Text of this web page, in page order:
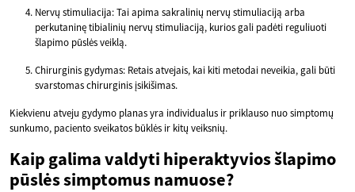
Nervų stimuliacija: Tai apima sakralinių nervų stimuliaciją arba
perkutaninę tibialinių nervų stimuliaciją, kurios gali padėti reguliuoti
šlapimo pūslės veiklą.
Chirurginis gydymas: Retais atvejais, kai kiti metodai neveikia, gali būti
svarstomas chirurginis įsikišimas.
Kiekvienu atveju gydymo planas yra individualus ir priklauso nuo simptomų
sunkumo, paciento sveikatos būklės ir kitų veiksnių.
Kaip galima valdyti hiperaktyvios šlapimo
pūslės simptomus namuose?